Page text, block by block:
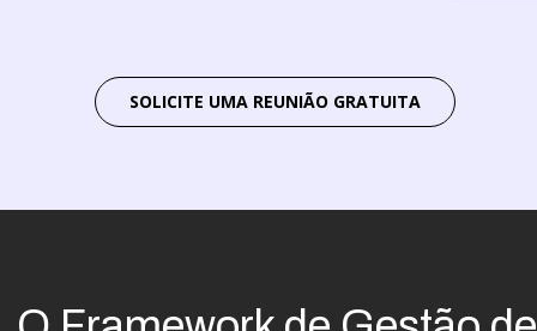
SOLICITE UMA REUNIÃO GRATUITA